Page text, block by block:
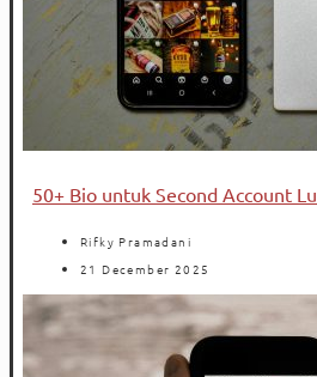
50+ Bio untuk Second Account
Rifky Pramadani
21 December 2025